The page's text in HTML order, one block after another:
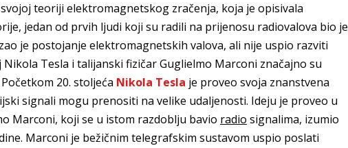
teoriji elektromagnetskog zračenja, koja je opisivala
jedan od prvih ljudi koji su radili na prijenosu radiovalova bio je
je postojanje elektromagnetskih valova, ali nije uspio razviti
Tesla i talijanski fizičar Guglielmo Marconi značajno su
20. stoljeća Nikola Tesla je proveo svoja znanstvena
signali mogu prenositi na velike udaljenosti. Ideju je proveo u
Marconi, koji se u istom razdoblju bavio radio signalima, izumio
Marconi je bežičnim telegrafskim sustavom uspio poslati